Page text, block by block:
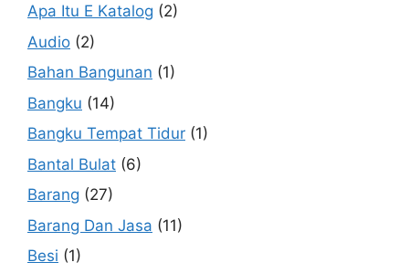
Apa Itu E Katalog (2)
Audio (2)
Bahan Bangunan (1)
Bangku (14)
Bangku Tempat Tidur (1)
Bantal Bulat (6)
Barang (27)
Barang Dan Jasa (11)
Besi (1)